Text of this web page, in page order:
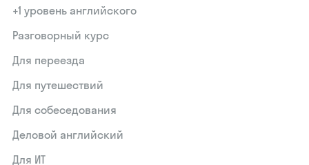
+1 уровень английского
Разговорный курс
Для переезда
Для путешествий
Для собеседования
Деловой английский
Для ИТ